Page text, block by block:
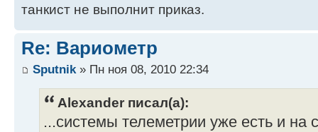
танкист не выполнит приказ.
Re: Вариометр
Sputnik » Пн ноя 08, 2010 22:34
Alexander писал(а):
...системы телеметрии уже есть и на